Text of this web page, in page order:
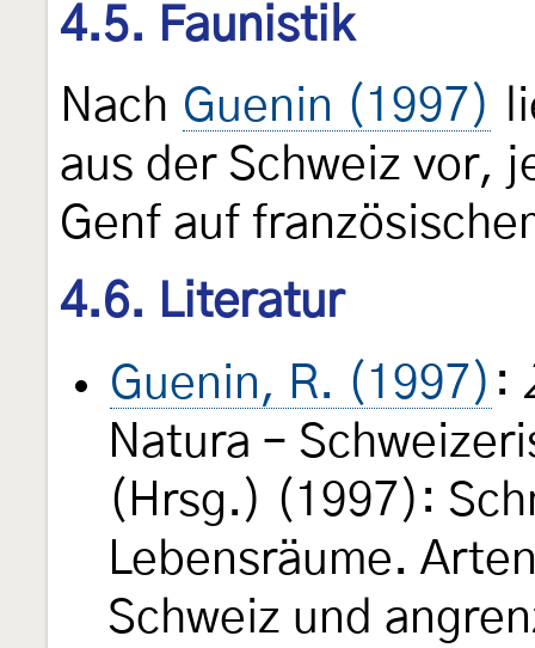
4.5. Faunistik
Nach Guenin (1997)
aus der Schweiz vor,
Genf auf
4.6. Literatur
Guenin, R. (1997) :
Natura –
(Hrsg.) (1997):
Lebensräume.
Schweiz und